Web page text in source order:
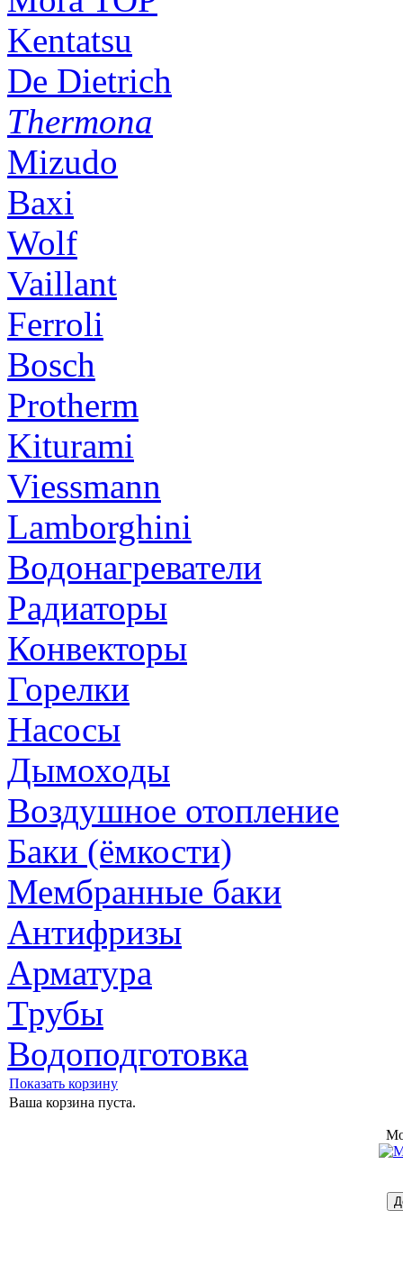
Kentatsu
De Dietrich
Thermona
Mizudo
Baxi
Wolf
Vaillant
Ferroli
Bosch
Protherm
Kiturami
Viessmann
Lamborghini
Водонагреватели
Радиаторы
Конвекторы
Горелки
Насосы
Дымоходы
Воздушное отопление
Баки (ёмкости)
Мембранные баки
Антифризы
Арматура
Трубы
Водоподготовка
Показать корзину
Ваша корзина пуста.